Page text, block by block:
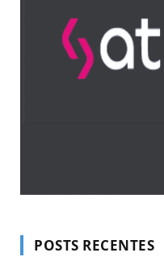
POSTS RECENTES